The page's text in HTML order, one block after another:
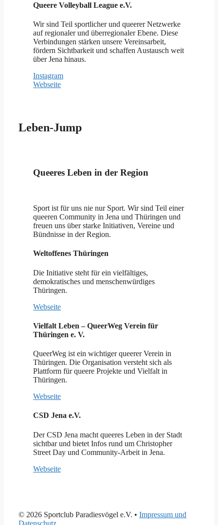
Queere Volleyball League e.V.
Wir sind Teil sportlicher und queerer Netzwerke
auf regionaler und überregionaler Ebene. Diese
Verbindungen stärken unsere Vereinsarbeit,
fördern Sichtbarkeit und schaffen Austausch weit
über Jena hinaus.
Instagram
Webseite
Leben-Jump
Queeres Leben in der Region
Sport ist für uns nie nur Sport. Wir sind Teil einer
queeren Community in Jena und Thüringen und
freuen uns über starke Initiativen, Vereine und
Bündnisse in der Region.
Weltoffenes Thüringen
Die Initiative steht für ein vielfältiges,
demokratisches und menschenwürdiges
Thüringen.
Webseite
Vielfalt Leben – QueerWeg Verein für
Thüringen e. V.
QueerWeg ist ein wichtiger queerer Verein in
Thüringen. Die Organisation versteht sich als
Plattform für queere Projekte und Vielfalt in
Thüringen.
Webseite
CSD Jena e.V.
Der CSD Jena macht queeres Leben in der Stadt
sichtbar und bietet Infos rund um Christopher
Street Day und Community-Arbeit in Jena.
Webseite
© 2026 Sportclub Paradiesvögel e.V. • Impressum und
Datenschutz